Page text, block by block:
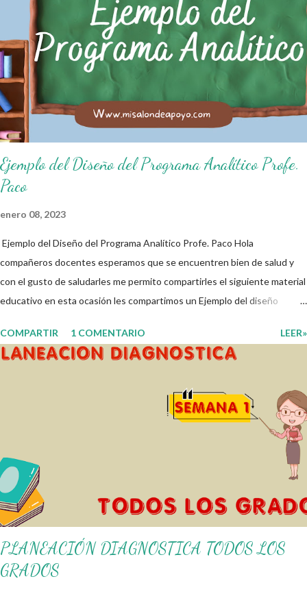
practiquen las grandes responsabilidades que conlleva ser un buen
ciudadano. A continuación les compartimos algunos ejemplos de reglas
de salón de clases: 1. Cumplo con mis tareas y trabajos. 2. Cuidado mi
higiene personal. 3. Levanto la mano para hablar. 4. Pido permiso para
ir al baño 5. Deposito la basura en su lugar. 6. Cumplo con mis útiles
esc...
Ejemplo del Diseño del Programa Analítico Profe.
Paco
enero 08, 2023
Ejemplo del Diseño del Programa Analítico Profe. Paco Hola
compañeros docentes esperamos que se encuentren bien de salud y
con el gusto de saludarles me permito compartirles el siguiente material
educativo en esta ocasión les compartimos un Ejemplo del diseño
fortalecer los procesos de enseñanza y aprendizaje para que los
alumnos alcacen los niveles de logro educativo. Gracias por seguir a
diferentes materiales que hacen que todo esto sea posible,
recordándoles que nosotros solo los compartimos con fines educativos,
didácticos e informativos. ☺️ Obtén documento completo aquí 👇👇 👇
COMPARTIR 1 COMENTARIO LEER»
PLANEACIÓN DIAGNOSTICA TODOS LOS
GRADOS